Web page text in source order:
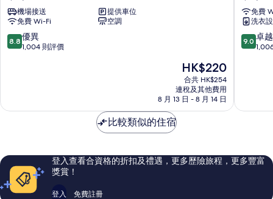
旅
–
松
山
區
機場接送
提供車位
免費 Wi-Fi
空調
8.8
分
優
評
價
評
8.8 優異
1,004 則評價
現
售
HK$220
HK$220
合共 HK$254
連稅及其他費用
8 月 13 日 - 8 月 14 日
店
雙
連
館
免費
洗衣
9.0
分
卓
評
價
9.0 卓越
比較類似的住宿
登入查看合資格的折扣及禮遇，更多歷險旅程，更多豐富
獎賞！
登入 免費註冊